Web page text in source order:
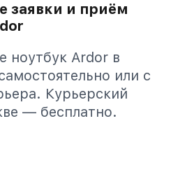
заявки и приём
ноутбук Ardor в
или с
Курьерский
— бесплатно.